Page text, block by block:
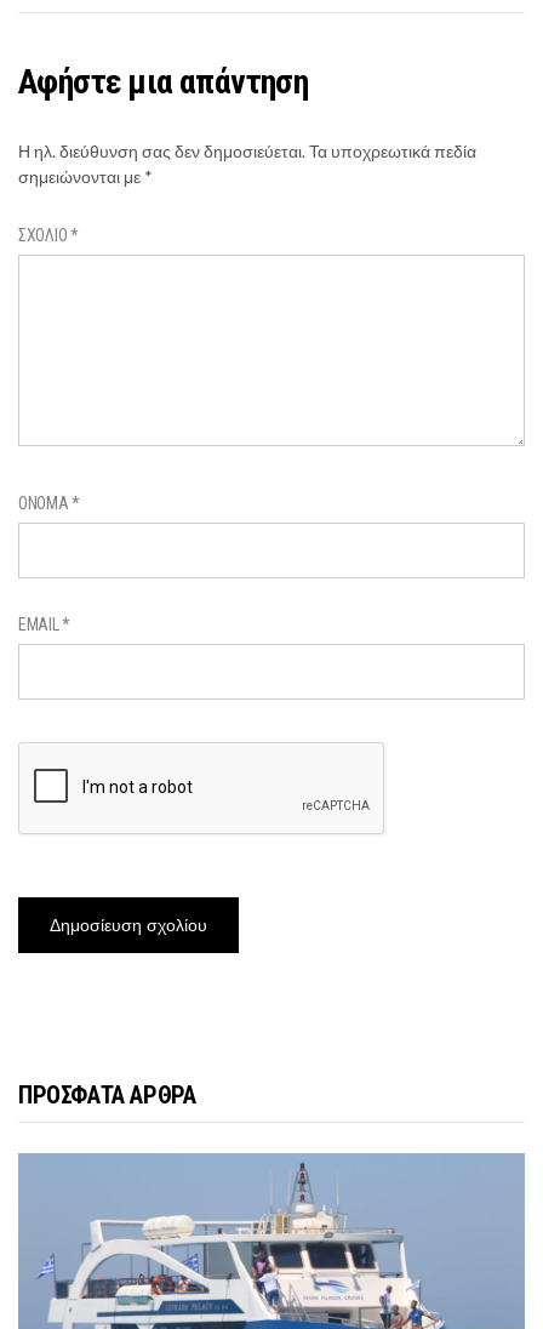
Αφήστε μια απάντηση
Η ηλ. διεύθυνση σας δεν δημοσιεύεται.Τα υποχρεωτικά πεδία
σημειώνονται με *
ΣΧΌΛΙΟ*
ΌΝΟΜΑ*
EMAIL*
ΠΡΟΣΦΑΤΑ ΑΡΘΡΑ